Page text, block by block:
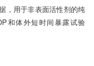
，用于非表面活性剂的纯
和体外短时间暴露试验